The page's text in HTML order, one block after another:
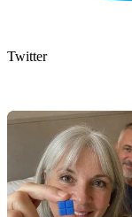
Twitter